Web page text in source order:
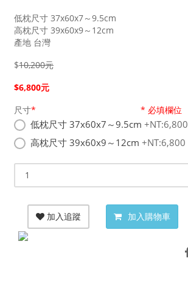
低枕尺寸 37x60x7～9.5cm
高枕尺寸 39x60x9～12cm
產地 台灣
$10,200元
$6,800元
尺寸* * 必填欄位
低枕尺寸 37x60x7～9.5cm +NT:6,800
高枕尺寸 39x60x9～12cm +NT:6,800
加入追蹤 加入購物車